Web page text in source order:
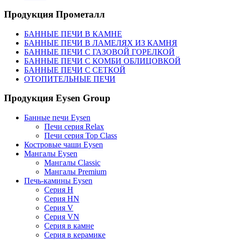
Продукция Прометалл
БАННЫЕ ПЕЧИ В КАМНЕ
БАННЫЕ ПЕЧИ В ЛАМЕЛЯХ ИЗ КАМНЯ
БАННЫЕ ПЕЧИ С ГАЗОВОЙ ГОРЕЛКОЙ
БАННЫЕ ПЕЧИ С КОМБИ ОБЛИЦОВКОЙ
БАННЫЕ ПЕЧИ С СЕТКОЙ
ОТОПИТЕЛЬНЫЕ ПЕЧИ
Продукция Eysen Group
Банные печи Eysen
Печи серия Relax
Печи серия Top Class
Костровые чаши Eysen
Мангалы Eysen
Мангалы Classic
Мангалы Premium
Печь-камины Eysen
Серия H
Серия HN
Серия V
Серия VN
Серия в камне
Серия в керамике